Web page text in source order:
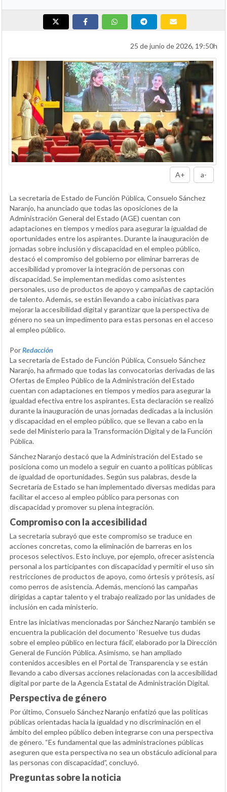
25 de junio de 2026, 19:50h
A+ a-
La secretaria de Estado de Función Pública, Consuelo Sánchez
Naranjo, ha anunciado que todas las oposiciones de la
Administración General del Estado (AGE) cuentan con
adaptaciones en tiempos y medios para asegurar la igualdad de
oportunidades entre los aspirantes. Durante la inauguración de
jornadas sobre inclusión y discapacidad en el empleo público,
destacó el compromiso del gobierno por eliminar barreras de
accesibilidad y promover la integración de personas con
discapacidad. Se implementan medidas como asistentes
personales, uso de productos de apoyo y campañas de captación
de talento. Además, se están llevando a cabo iniciativas para
mejorar la accesibilidad digital y garantizar que la perspectiva de
género no sea un impedimento para estas personas en el acceso
al empleo público.
PorRedacción
La secretaria de Estado de Función Pública, Consuelo Sánchez
Naranjo, ha afirmado que todas las convocatorias derivadas de las
Ofertas de Empleo Público de la Administración del Estado
cuentan con adaptaciones en tiempos y medios para asegurar la
igualdad efectiva entre los aspirantes. Esta declaración se realizó
durante la inauguración de unas jornadas dedicadas a la inclusión
y discapacidad en el empleo público, que se llevan a cabo en la
sede del Ministerio para la Transformación Digital y de la Función
Pública.
Sánchez Naranjo destacó que la Administración del Estado se
posiciona como un modelo a seguir en cuanto a políticas públicas
de igualdad de oportunidades. Según sus palabras, desde la
Secretaría de Estado se han implementado diversas medidas para
facilitar el acceso al empleo público para personas con
discapacidad y promover su plena integración.
Compromiso con la accesibilidad
La secretaria subrayó que este compromiso se traduce en
acciones concretas, como la eliminación de barreras en los
procesos selectivos. Esto incluye, por ejemplo, ofrecer asistencia
personal a los participantes con discapacidad y permitir el uso sin
restricciones de productos de apoyo, como órtesis y prótesis, así
como perros de asistencia. Además, mencionó las campañas
dirigidas a captar talento y el trabajo realizado por las unidades de
inclusión en cada ministerio.
Entre las iniciativas mencionadas por Sánchez Naranjo también se
encuentra la publicación del documento ‘Resuelve tus dudas
sobre el empleo público en lectura fácil’, elaborado por la Dirección
General de Función Pública. Asimismo, se han ampliado
contenidos accesibles en el Portal de Transparencia y se están
llevando a cabo diversas acciones relacionadas con la accesibilidad
digital por parte de la Agencia Estatal de Administración Digital.
Perspectiva de género
Por último, Consuelo Sánchez Naranjo enfatizó que las políticas
públicas orientadas hacia la igualdad y no discriminación en el
ámbito del empleo público deben integrarse con una perspectiva
de género. “Es fundamental que las administraciones públicas
aseguren que esta perspectiva no sea un obstáculo adicional para
las personas con discapacidad”, concluyó.
Preguntas sobre la noticia